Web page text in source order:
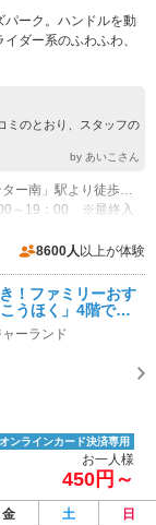
パーク。ハンドルを動
ダー系のふわふわ、
ミのとおり、スタッフの
by あいこさん
～19：00 ※最終入
のため不定期で休業
専用駐車場あり（有料）640台 入庫後1時間まで無料 当店利用で更に1時間無料 合計２時間無料
8600人 以上が体験
！ファミリーおす
うほく」4階でお
ーランド
オンラインカード決済専用
お一人様
450円～
金 土
日